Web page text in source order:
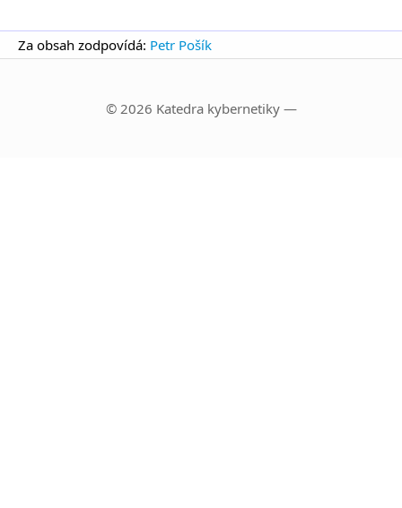
Za obsah zodpovídá: Petr Pošík
© 2026 Katedra kybernetiky —